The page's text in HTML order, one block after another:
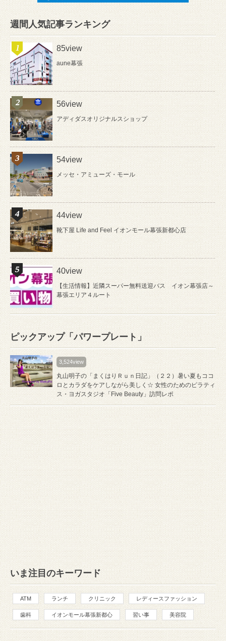
週間人気記事ランキング
85view
aune幕張
56view
アディダスオリジナルスショップ
54view
メッセ・アミューズ・モール
44view
靴下屋 Life and Feel イオンモール幕張新都心店
40view
【生活情報】近隣スーパー無料送迎バス イオン幕張店～
幕張エリア４ルート
ピックアップ「パワープレート」
3,524view
丸山明子の「まくはりＲｕｎ日記」（２２）暑い夏もココ
ロとカラダをケアしながら美しく☆ 女性のためのピラティ
ス・ヨガスタジオ「Five Beauty」訪問レポ
いま注目のキーワード
ATM ランチ クリニック レディースファッション
歯科 イオンモール幕張新都心 習い事 美容院